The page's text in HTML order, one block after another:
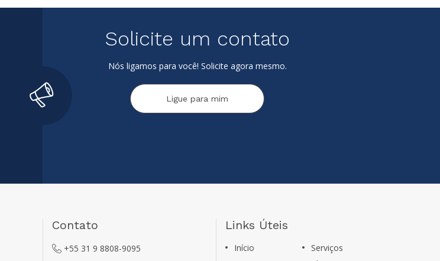
Solicite um contato
Nós ligamos para você! Solicite agora mesmo.
Ligue para mim
Contato
+55 31 9 8808-9095
Links Úteis
Início
Serviços